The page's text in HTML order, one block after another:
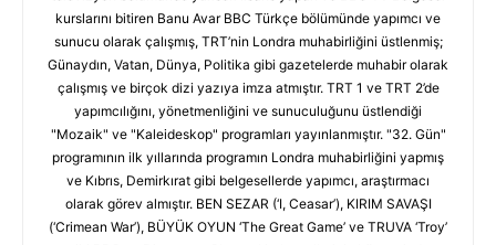
kurslarını bitiren Banu Avar BBC Türkçe bölümünde yapımcı ve
sunucu olarak çalışmış, TRT’nin Londra muhabirliğini üstlenmiş;
Günaydın, Vatan, Dünya, Politika gibi gazetelerde muhabir olarak
çalışmış ve birçok dizi yazıya imza atmıştır. TRT 1 ve TRT 2’de
yapımcılığını, yönetmenliğini ve sunuculuğunu üstlendiği
"Mozaik" ve "Kaleideskop" programları yayınlanmıştır. "32. Gün"
programının ilk yıllarında programın Londra muhabirliğini yapmış
ve Kıbrıs, Demirkırat gibi belgesellerde yapımcı, araştırmacı
olarak görev almıştır. BEN SEZAR (‘I, Ceasar’), KIRIM SAVAŞI
(‘Crimean War’), BÜYÜK OYUN ‘The Great Game’ ve TRUVA ‘Troy’